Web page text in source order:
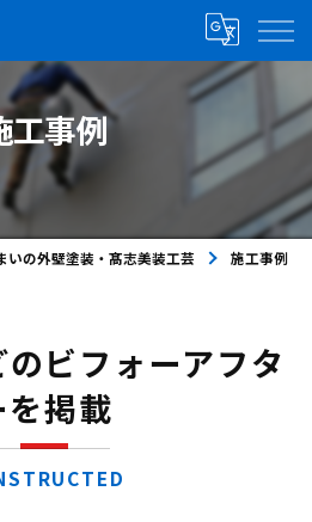
工事例
いの外壁塗装・髙志美装工芸 施工事例
ビフォーアフタ
を掲載